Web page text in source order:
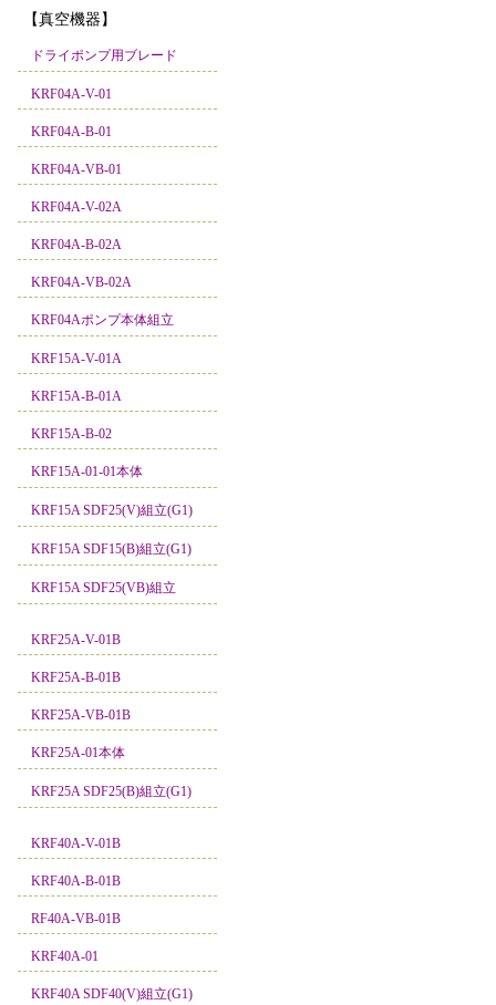
【真空機器】
ドライポンプ用ブレード
KRF04A-V-01
KRF04A-B-01
KRF04A-VB-01
KRF04A-V-02A
KRF04A-B-02A
KRF04A-VB-02A
KRF04Aポンプ本体組立
KRF15A-V-01A
KRF15A-B-01A
KRF15A-B-02
KRF15A-01-01本体
KRF15A SDF25(V)組立(G1)
KRF15A SDF15(B)組立(G1)
KRF15A SDF25(VB)組立
KRF25A-V-01B
KRF25A-B-01B
KRF25A-VB-01B
KRF25A-01本体
KRF25A SDF25(B)組立(G1)
KRF40A-V-01B
KRF40A-B-01B
RF40A-VB-01B
KRF40A-01
KRF40A SDF40(V)組立(G1)